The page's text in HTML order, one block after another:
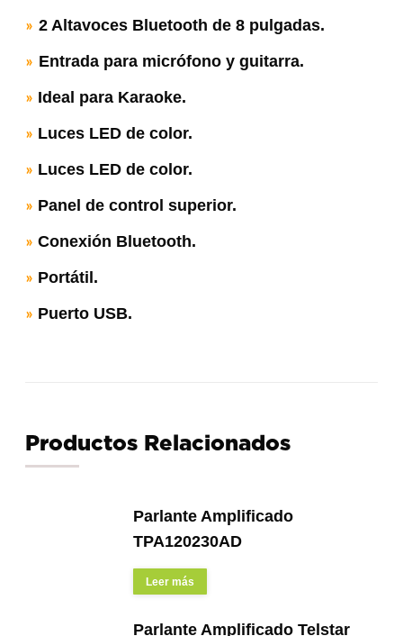
» 2 Altavoces Bluetooth de 8 pulgadas.
» Entrada para micrófono y guitarra.
» Ideal para Karaoke.
» Luces LED de color.
» Luces LED de color.
» Panel de control superior.
» Conexión Bluetooth.
» Portátil.
» Puerto USB.
Productos Relacionados
Parlante Amplificado
TPA120230AD
Leer más
Parlante Amplificado Telstar